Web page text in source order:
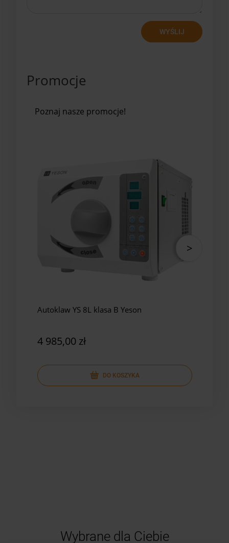
WYŚLIJ
Promocje
Poznaj nasze promocje!
Autoklaw YS 8L klasa B Yeson
4 985,00 zł
DO KOSZYKA
Wybrane dla Ciebie